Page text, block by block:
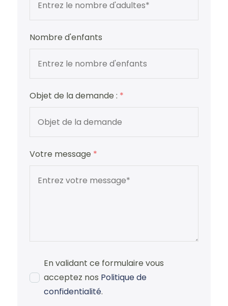
Nombre d'enfants
Objet de la demande : *
Votre message *
En validant ce formulaire vous
acceptez nos Politique de
confidentialité.